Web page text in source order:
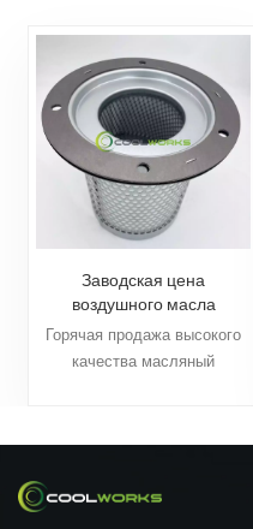
Заводская цена
воздушного масла
сепаратор CF23017220-
4 25300065-533
Горячая продажа высокого
качества масляный
033.CoolWorks Фильтры
компрессор подходит к